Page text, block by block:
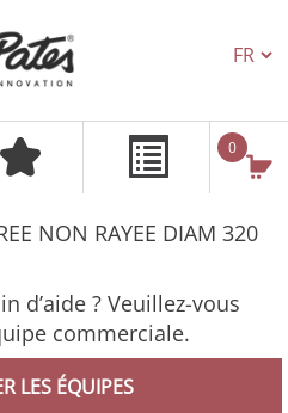
0
NON RAYEE DIAM 320
d’aide ? Veuillez-vous
commerciale.
LES ÉQUIPES